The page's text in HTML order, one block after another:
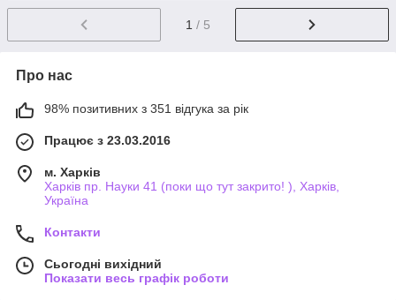
1 / 5
Про нас
98% позитивних з 351 відгука за рік
Працює з 23.03.2016
м. Харків
Харків пр. Науки 41 (поки що тут закрито! ), Харків,
Україна
Контакти
Сьогодні вихідний
Показати весь графік роботи